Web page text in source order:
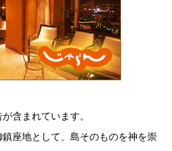
含まれています。
座地として、島そのものを神を崇